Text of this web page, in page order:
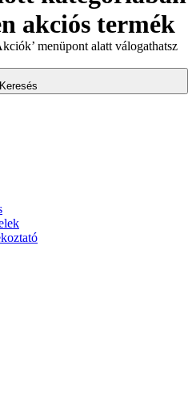
akciós termék
menüpont alatt válogathatsz
Keresés